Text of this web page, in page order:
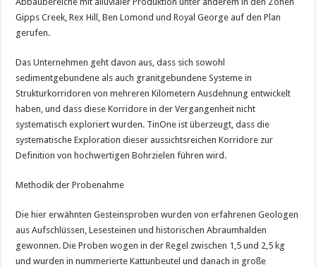
Gipps Creek, Rex Hill, Ben Lomond und Royal George auf den Plan
gerufen.
Das Unternehmen geht davon aus, dass sich sowohl
sedimentgebundene als auch granitgebundene Systeme in
Strukturkorridoren von mehreren Kilometern Ausdehnung entwickelt
haben, und dass diese Korridore in der Vergangenheit nicht
systematisch exploriert wurden. TinOne ist überzeugt, dass die
systematische Exploration dieser aussichtsreichen Korridore zur
Definition von hochwertigen Bohrzielen führen wird.
Methodik der Probenahme
Die hier erwähnten Gesteinsproben wurden von erfahrenen Geologen
aus Aufschlüssen, Lesesteinen und historischen Abraumhalden
gewonnen. Die Proben wogen in der Regel zwischen 1,5 und 2,5 kg
und wurden in nummerierte Kattunbeutel und danach in große